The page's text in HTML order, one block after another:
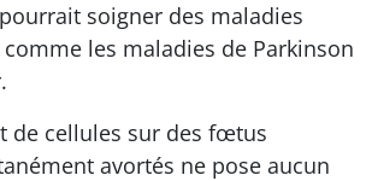
soigner des maladies
les maladies de Parkinson
de cellules sur des fœtus
avortés ne pose aucun